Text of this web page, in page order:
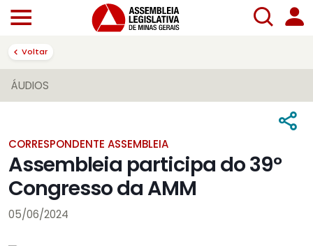
Voltar
ÁUDIOS
CORRESPONDENTE ASSEMBLEIA
Assembleia participa do 39º
Congresso da AMM
05/06/2024